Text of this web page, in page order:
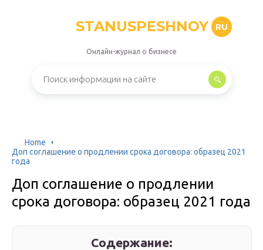
STANUSPESHNOY RU
Онлайн-журнал о бизнесе
Home
Доп соглашение о продлении срока договора: образец 2021
года
Доп соглашение о продлении
срока договора: образец 2021 года
Содержание: